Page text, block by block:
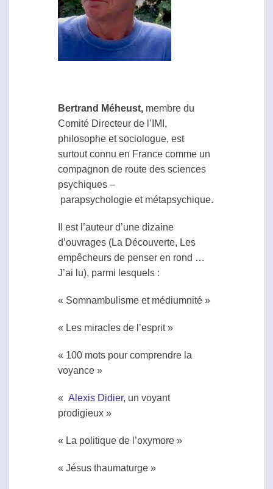
Bertrand Méheust, membre du
Comité Directeur de l’IMI,
philosophe et sociologue, est
surtout connu en France comme un
compagnon de route des sciences
psychiques –
parapsychologie et métapsychique.
Il est l’auteur d’une dizaine
d’ouvrages (La Découverte, Les
empêcheurs de penser en rond …
J’ai lu), parmi lesquels :
« Somnambulisme et médiumnité »
« Les miracles de l’esprit »
« 100 mots pour comprendre la
voyance »
« Alexis Didier, un voyant
prodigieux »
« La politique de l’oxymore »
« Jésus thaumaturge »